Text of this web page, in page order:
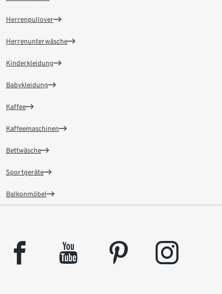
Herrenpullover
Herrenunterwäsche
Kinderkleidung
Babykleidung
Kaffee
Kaffeemaschinen
Bettwäsche
Sportgeräte
Balkonmöbel
facebook youtube pinterest instagram